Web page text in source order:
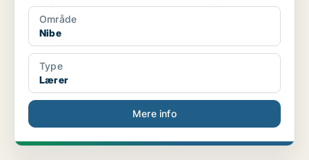
Område
Nibe
Type
Lærer
Mere info